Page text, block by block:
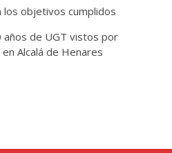
los objetivos cumplidos
años de UGT vistos por
Alcalá de Henares